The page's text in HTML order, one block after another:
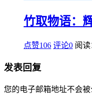
竹取物语：
点赞106 评论0 阅读
发表回复
您的电子邮箱地址不会被